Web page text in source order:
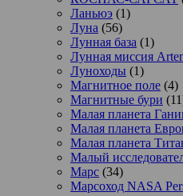
Ланьюэ (1)
Луна (56)
Лунная база (1)
Лунная миссия
Луноходы (1)
Магнитное поле (4)
Магнитные бури
Малая планета
Малая планета
Малая планета
Малый
Марс (34)
Марсоход NASA